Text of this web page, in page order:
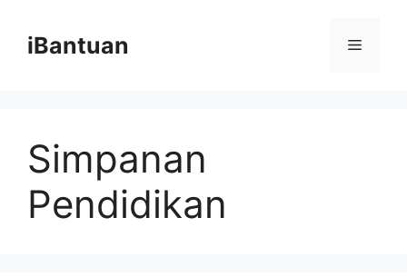
contentiBantuan Menu
Simpanan
Pendidikan